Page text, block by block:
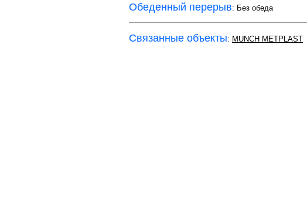
Обеденный перерыв: Без обеда
Связанные объекты: MUNCH METPLAST